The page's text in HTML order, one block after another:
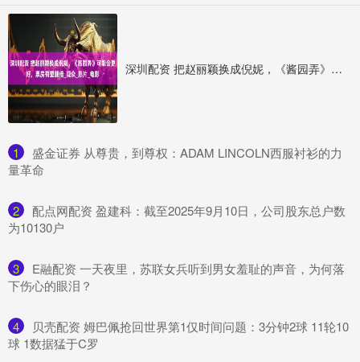
深圳配资 把赵丽颖换成倪妮，《酱园弄》可能会更好，票房有望翻倍_观众_影片_电影
1
​盛金证券 从尊贵，到尊权：ADAM LINCOLN西服衬衫的力
量革命
2
​配点网配资 盈建科：截至2025年9月10日，公司股东总户数
为10130户
3
​E融配资 一天夜里，苏联女兵听到男女羞耻的声音，为何落
下伤心的眼泪？
4
​贝壳配资 姆巴佩抢回世界第1仅时间问题：3分钟2球 11轮10
球 1数据猛于C罗